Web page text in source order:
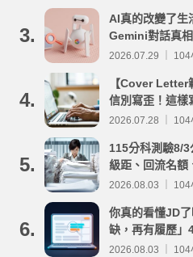
3.
AI真的改變了
Gemini對話真相
2026.07.29 ｜ 104
4.
【Cover Letter
信別寫歪！這樣
2026.07.28 ｜ 104
5.
115分科測驗8/
級距、回流名額
分析
2026.08.03 ｜ 104
6.
你真的看懂JD
缺，再有履歷」
2026.08.03 ｜ 104